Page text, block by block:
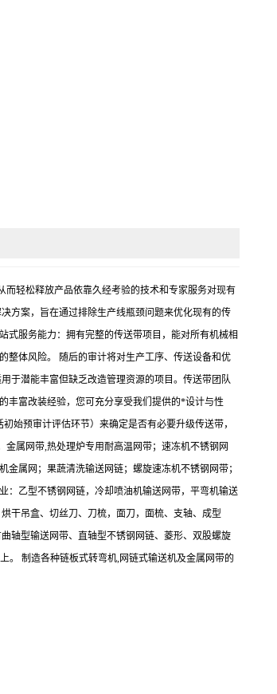
而轻松释放产品依靠久经考验的技术和专家服务对现有
方案，旨在通过排除生产线瓶颈问题来优化现有的传
式服务能力：拥有完整的传送带项目，能对所有机械相
整体风险。 随后的审计将对生产工序、传送设备和优
于潜能丰富但缺乏改造管理资源的项目。传送带团队
丰富改装经验，您可充分享受我们提供的*设计与性
始预审计评估环节）来确定是否有必要升级传送带，
属网带,热处理炉专用耐高温网带；速冻机不锈钢网
属网；果蔬清洗输送网链；螺旋速冻机不锈钢网带；
：乙型不锈钢网链，冷却喷油机输送网带，平弯机输送
干吊盒、切丝刀、刀梳，面刀，面梳、支轴、成型
轴型输送网带、直轴型不锈钢网链、菱形、双股螺旋
。 制造各种链板式转弯机,网链式输送机及金属网带的